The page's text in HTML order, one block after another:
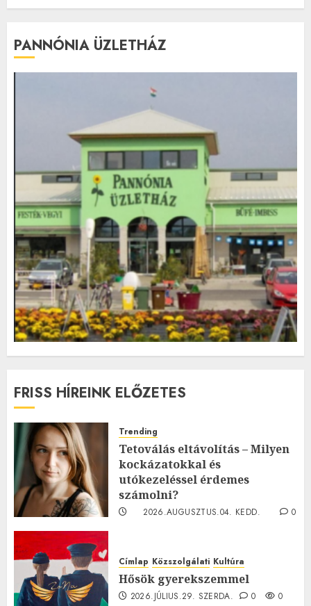
PANNÓNIA ÜZLETHÁZ
FRISS HÍREINK ELŐZETES
Trending
Tetoválás eltávolítás – Milyen
kockázatokkal és
utókezeléssel érdemes
számolni?
2026.AUGUSZTUS.04. KEDD.
0
Címlap Közszolgálati Kultúra
Hősök gyerekszemmel
2026.JÚLIUS.29. SZERDA. 0 0